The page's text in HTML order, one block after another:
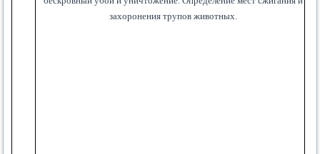
захоронения трупов животных.